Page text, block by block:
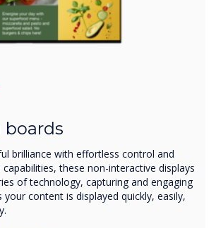
boards
brilliance with effortless control and
these non-interactive displays
of technology, capturing and engaging
your content is displayed quickly, easily,